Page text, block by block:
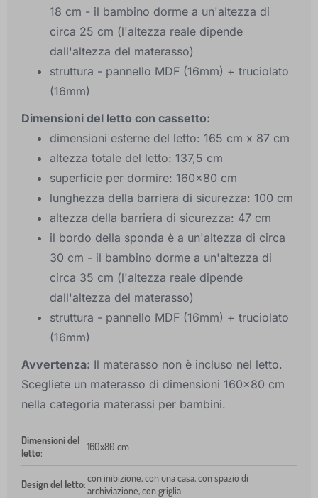
18 cm - il bambino dorme a un'altezza di
circa 25 cm (l'altezza reale dipende
dall'altezza del materasso)
struttura - pannello MDF (16mm) + truciolato
(16mm)
Dimensioni del letto con cassetto:
dimensioni esterne del letto: 165 cm x 87 cm
altezza totale del letto: 137,5 cm
superficie per dormire: 160×80 cm
lunghezza della barriera di sicurezza: 100 cm
altezza della barriera di sicurezza: 47 cm
il bordo della sponda è a un'altezza di circa
30 cm - il bambino dorme a un'altezza di
circa 35 cm (l'altezza reale dipende
dall'altezza del materasso)
struttura - pannello MDF (16mm) + truciolato
(16mm)
Avvertenza: Il materasso non è incluso nel letto.
Scegliete un materasso di dimensioni 160x80 cm
nella categoria materassi per bambini.
Dimensioni del
letto:
160x80 cm
Design del letto:
con inibizione, con una casa, con spazio di
archiviazione, con griglia